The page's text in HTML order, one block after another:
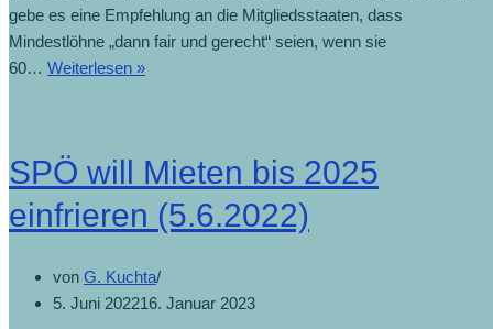
gebe es eine Empfehlung an die Mitgliedsstaaten, dass
Mindestlöhne „dann fair und gerecht“ seien, wenn sie
60… Weiterlesen »
SPÖ will Mieten bis 2025
einfrieren (5.6.2022)
von G. Kuchta
5. Juni 202216. Januar 2023